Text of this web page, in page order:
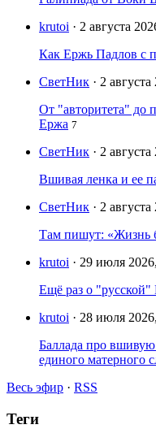
krutoi · 2 августа
Как Ержь Падлов с
СветНик · 2
От "авторитета" до
Ержа 7
СветНик · 2
Вшивая ленка и ее
СветНик · 2
Там пишут: «Жизнь
krutoi · 29 июля
Ещё раз о "русской"
krutoi · 28 июля
Баллада про вшивую
единого матерного
Весь эфир · RSS
Теги